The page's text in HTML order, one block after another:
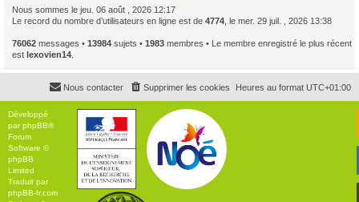
Nous sommes le jeu. 06 août , 2026 12:17
Le record du nombre d’utilisateurs en ligne est de 4774 , le mer. 29 juil. , 2026 13:38
76062 messages • 13984 sujets • 1983 membres • Le membre enregistré le plus récent
est lexovien14
Heures au format UTC+01:00
Supprimer les cookies
Nous contacter
Développé
parphpBB®
Forum
Software ©
phpBB
Limited
Traduit par
phpBB-fr.com